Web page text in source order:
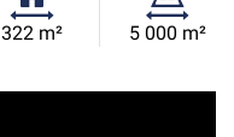
Surface
322 m²
Superficie
5 000 m²